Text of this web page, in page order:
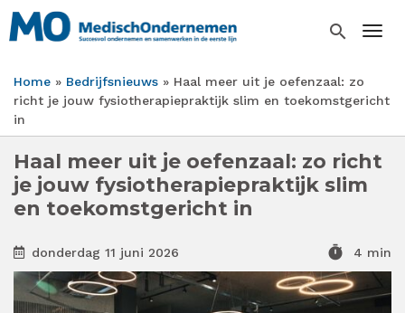
Overslaan
en
inhoud
gaan
search
Kruimelpad
Home Bedrijfsnieuws
Haal meer uit je oefenzaal: zo
richt je jouw fysiotherapiepraktijk slim en toekomstgericht
in
Haal meer uit je oefenzaal: zo richt
je jouw fysiotherapiepraktijk slim
en toekomstgericht in
donderdag 11 juni 2026 timer 4 min